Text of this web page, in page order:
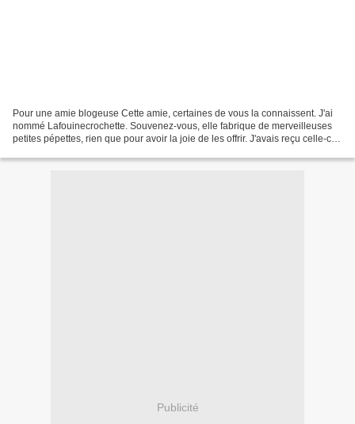
Pour une amie blogeuse Cette amie, certaines de vous la connaissent. J'ai
nommé Lafouinecrochette. Souvenez-vous, elle fabrique de merveilleuses
petites pépettes, rien que pour avoir la joie de les offrir. J'avais reçu celle-ci
Publicité